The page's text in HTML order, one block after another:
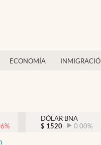
ECONOMÍA
%
DÓLAR BNA
$ 1520 0.00%